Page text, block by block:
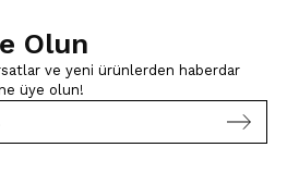
Olun
ve yeni ürünlerden haberdar
üye olun!